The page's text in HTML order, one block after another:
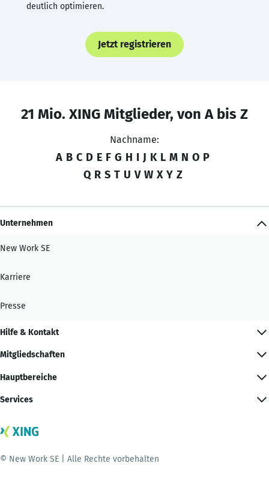
deutlich optimieren.
Jetzt registrieren
21 Mio. XING Mitglieder, von A bis Z
Nachname:
A B C D E F G H I J K L M N O P
Q R S T U V W X Y Z
Unternehmen
New Work SE
Karriere
Presse
Hilfe & Kontakt
Mitgliedschaften
Hauptbereiche
Services
© New Work SE | Alle Rechte vorbehalten